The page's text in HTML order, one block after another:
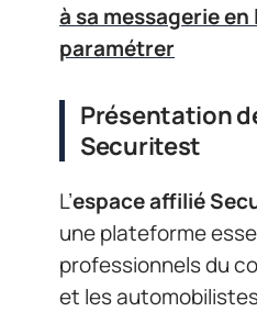
à sa messagerie
paramétrer
Présentation
Securitest
L’espace affilié
une plateforme
professionnels du
et les